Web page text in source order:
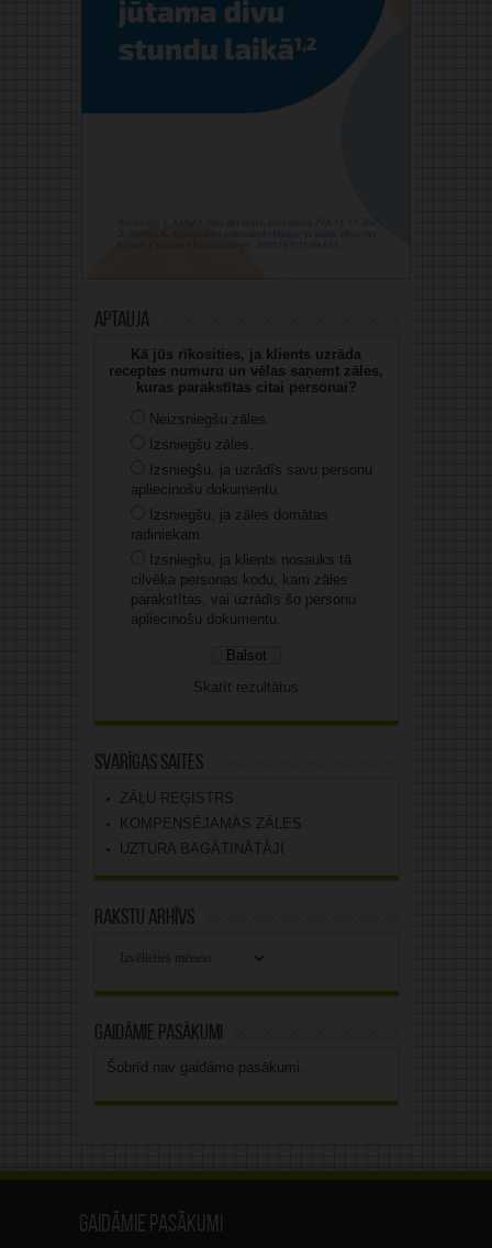
Aptauja
Kā jūs rīkosities, ja klients uzrāda
receptes numuru un vēlas saņemt zāles,
kuras parakstītas citai personai?
Neizsniegšu zāles.
Izsniegšu zāles.
Izsniegšu, ja uzrādīs savu personu
apliecinošu dokumentu.
Izsniegšu, ja zāles domātas
radiniekam.
Izsniegšu, ja klients nosauks tā
cilvēka personas kodu, kam zāles
parakstītas, vai uzrādīs šo personu
apliecinošu dokumentu.
Skatīt rezultātus
Svarīgas saites
ZĀĻU REĢISTRS
KOMPENSĒJAMĀS ZĀLES
UZTURA BAGĀTINĀTĀJI
Rakstu arhīvs
Gaidāmie pasākumi
Šobrīd nav gaidāmo pasākumi.
Gaidāmie pasākumi